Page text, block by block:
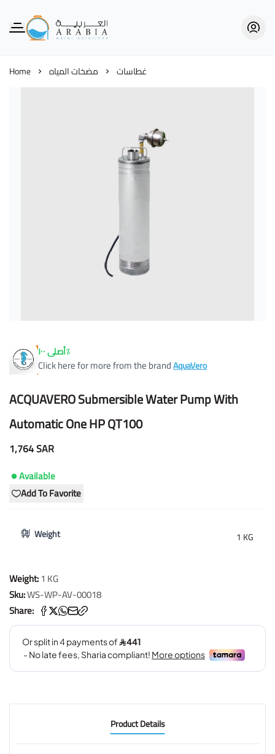
Home مضخات المياه غطاسات
أصلى ١٠٠٪
Click here for more from the brandAquaVero
ACQUAVERO Submersible Water Pump With
Automatic One HP QT100
1,764 SAR
Available
Add To Favorite
Weight 1 KG
Weight:1 KG
Sku:WS-WP-AV-00018
Share:
Product Details